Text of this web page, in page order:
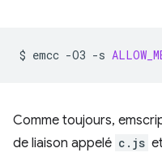
$ emcc -O3 -s
Comme toujours,
de liaison appelé c.js